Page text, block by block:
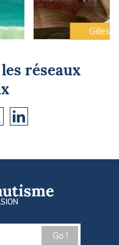
Gilles
réseaux
Go !